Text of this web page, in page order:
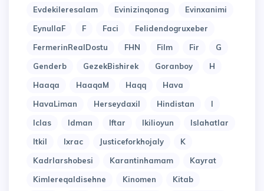
Evdekileresalam
Evinizinqonag
Evinxanimi
EynullaF
F Faci
Felidendogruxeber
FermerinRealDostu
FHN Film Fir
G
Genderb
GezekBishirek Goranboy
H
Haaqa
HaaqaM Haqq
Hava
HavaLiman
Herseydaxil Hindistan
I
Iclas
Idman Iftar Ikilioyun
Islahatlar
Itkil
Ixrac Justiceforkhojaly
K
Kadrlarshobesi
Karantinhamam
Kayrat
Kimlereqaldisehne
Kinomen
Kitab